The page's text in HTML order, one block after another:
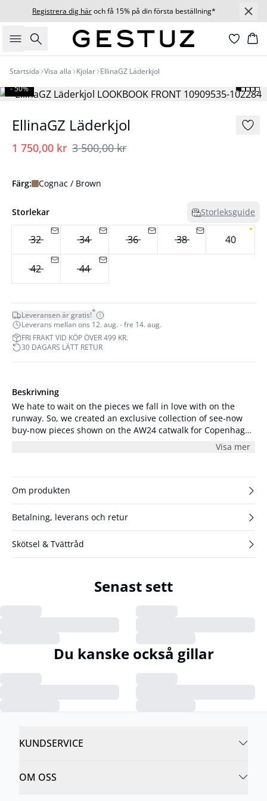
Registrera dig häroch få 15% på din första beställning*
Sök
Startsida Visa alla Kjolar EllinaGZ Läderkjol
- 50%
EllinaGZ Läderkjol
1 750,00 kr 3 500,00 kr
Färg: Cognac / Brown
Storlekar Storleksguide
32 34 36 38 40
42 44
Leveransen är gratis!*
Leverans mellan ons 12. aug. - fre 14. aug.
FRI FRAKT VID KÖP ÖVER 499 KR.
30 DAGARS LÄTT RETUR
Beskrivning
We hate to wait on the pieces we fall in love with on the
runway. So, we created an exclusive collection of see-now
buy-now pieces shown on the AW24 catwalk for Copenhagen
leather mini skirt from Gestuz features a regular fit and mid-
matching Ellina bomber jacket.
Visa mer
Om produkten
Betalning, leverans och retur
Skötsel & Tvättråd
Senast sett
Du kanske också gillar
KUNDSERVICE
OM OSS